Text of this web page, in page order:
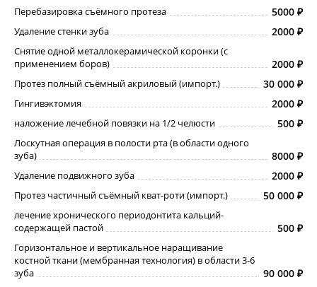
Перебазировка съёмного протеза 5000
Удаление стенки зуба 2000
Снятие одной металлокерамической коронки (с
применением боров)
2000
Протез полный съёмный акриловый (импорт.) 30 000
Гингивэктомия 2000
наложение лечебной повязки на 1/2 челюсти 500
Лоскутная операция в полости рта (в области одного
зуба)
8000
Удаление подвижного зуба 2000
Протез частичный съёмный кват-роти (импорт.) 50 000
лечение хронического периодонтита кальций-
содержащей пастой
500
Горизонтальное и вертикальное наращивание
костной ткани (мембранная технология) в области 3-6
зуба
90 000